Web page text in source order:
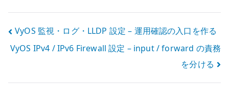
投
稿
VyOS 監視・ログ・LLDP 設定 – 運用確認の入口を作る
VyOS IPv4 / IPv6 Firewall 設定 – input / forward の責務
を分ける